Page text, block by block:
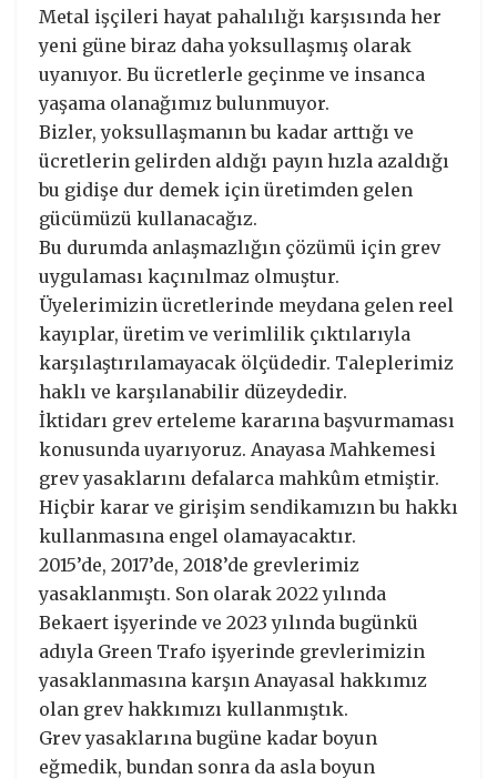
Metal işçileri hayat pahalılığı karşısında her
yeni güne biraz daha yoksullaşmış olarak
uyanıyor. Bu ücretlerle geçinme ve insanca
yaşama olanağımız bulunmuyor.
Bizler, yoksullaşmanın bu kadar arttığı ve
ücretlerin gelirden aldığı payın hızla azaldığı
bu gidişe dur demek için üretimden gelen
gücümüzü kullanacağız.
Bu durumda anlaşmazlığın çözümü için grev
uygulaması kaçınılmaz olmuştur.
Üyelerimizin ücretlerinde meydana gelen reel
kayıplar, üretim ve verimlilik çıktılarıyla
karşılaştırılamayacak ölçüdedir. Taleplerimiz
haklı ve karşılanabilir düzeydedir.
İktidarı grev erteleme kararına başvurmaması
konusunda uyarıyoruz. Anayasa Mahkemesi
grev yasaklarını defalarca mahkûm etmiştir.
Hiçbir karar ve girişim sendikamızın bu hakkı
kullanmasına engel olamayacaktır.
2015’de, 2017’de, 2018’de grevlerimiz
yasaklanmıştı. Son olarak 2022 yılında
Bekaert işyerinde ve 2023 yılında bugünkü
adıyla Green Trafo işyerinde grevlerimizin
yasaklanmasına karşın Anayasal hakkımız
olan grev hakkımızı kullanmıştık.
Grev yasaklarına bugüne kadar boyun
eğmedik, bundan sonra da asla boyun